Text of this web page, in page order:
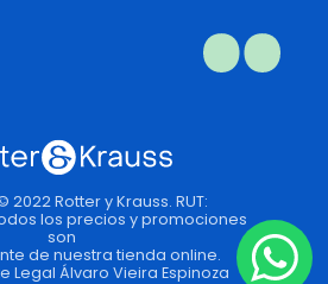
2022 Rotter y Krauss. RUT:
los precios y promociones
son
de nuestra tienda online.
Legal Álvaro Vieira Espinoza